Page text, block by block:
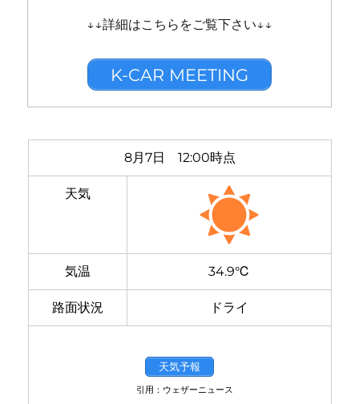
↓↓詳細はこちらをご覧下さい↓↓
K-CAR MEETING
8月7日 12:00時点
天気
気温 34.9℃
路面状況 ドライ
天気予報
引用：ウェザーニュース